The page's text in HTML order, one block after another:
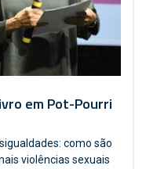
em Pot-Pourri
como são
violências sexuais